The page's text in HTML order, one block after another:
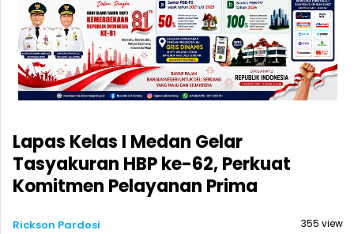
Lapas Kelas I Medan Gelar
Tasyakuran HBP ke-62, Perkuat
Komitmen Pelayanan Prima
Rickson Pardosi
355 view